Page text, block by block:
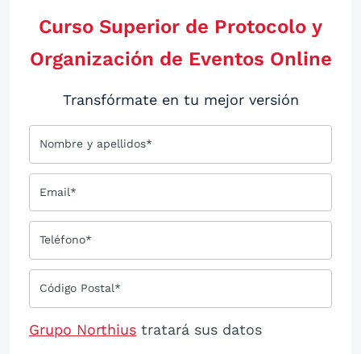
Curso Superior de Protocolo y
Organización de Eventos Online
Transfórmate en tu mejor versión
Nombre y apellidos*
Email*
Teléfono*
Código Postal*
Grupo Northius tratará sus datos